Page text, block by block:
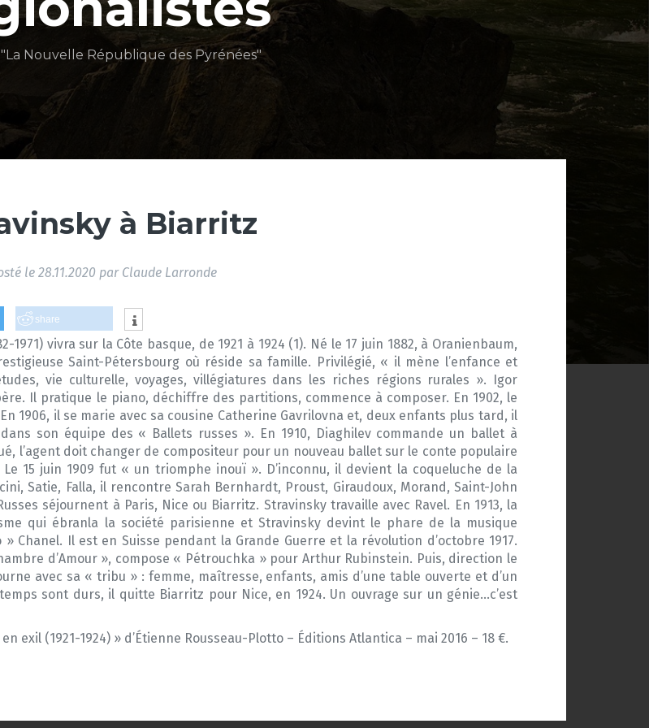
Nouvelle République des Pyrénées"
à Biarritz
le 28.11.2020 par Claude Larronde
share
vivra sur la Côte basque, de 1921 à 1924 (1). Né le 17 juin 1882, à Oranienbaum,
Saint-Pétersbourg où réside sa famille. Privilégié, « il mène l’enfance et
vie culturelle, voyages, villégiatures dans les riches régions rurales ». Igor
Il pratique le piano, déchiffre des partitions, commence à composer. En 1902, le
1906, il se marie avec sa cousine Catherine Gavrilovna et, deux enfants plus tard, il
son équipe des « Ballets russes ». En 1910, Diaghilev commande un ballet à
l’agent doit changer de compositeur pour un nouveau ballet sur le conte populaire
Le 15 juin 1909 fut « un triomphe inouï ». D’inconnu, il devient la coqueluche de la
Satie, Falla, il rencontre Sarah Bernhardt, Proust, Giraudoux, Morand, Saint-John
séjournent à Paris, Nice ou Biarritz. Stravinsky travaille avec Ravel. En 1913, la
qui ébranla la société parisienne et Stravinsky devint le phare de la musique
Chanel. Il est en Suisse pendant la Grande Guerre et la révolution d’octobre 1917.
d’Amour », compose « Pétrouchka » pour Arthur Rubinstein. Puis, direction le
avec sa « tribu » : femme, maîtresse, enfants, amis d’une table ouverte et d’un
sont durs, il quitte Biarritz pour Nice, en 1924. Un ouvrage sur un génie…c’est
exil (1921-1924) » d’Étienne Rousseau-Plotto – Éditions Atlantica – mai 2016 – 18 €.